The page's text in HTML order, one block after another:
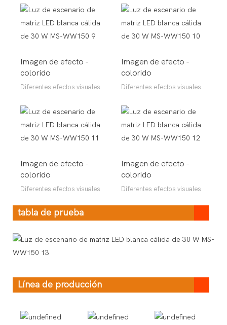
Imagen de efecto -
colorido
Diferentes efectos visuales
Imagen de efecto -
colorido
Diferentes efectos visuales
Imagen de efecto -
colorido
Diferentes efectos visuales
Imagen de efecto -
colorido
Diferentes efectos visuales
tabla de prueba
Línea de producción